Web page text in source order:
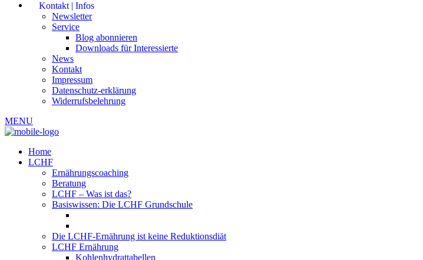
Kontakt | Infos
Newsletter
Service
Blog abonnieren
Downloads für Interessierte
News
Kontakt
Impressum
Datenschutz-erklärung
Widerrufsbelehrung
MENU
Home
LCHF
Ernährungscoaching
Beratung
LCHF – Was ist das?
Basiswissen: Die LCHF Grundschule
Die LCHF-Ernährung ist keine Reduktionsdiät
LCHF Ernährung
Kohlenhydrattabellen